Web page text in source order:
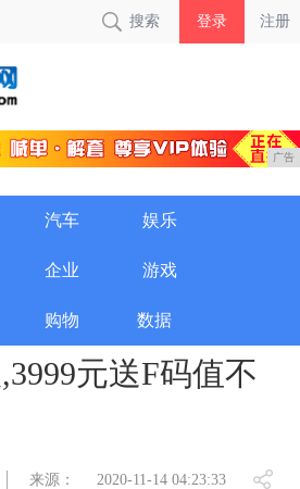
搜索 登录 注册
广告
汽车 娱乐
企业 游戏
购物 数据
元送F码值不
来源： 2020-11-14 04:23:33